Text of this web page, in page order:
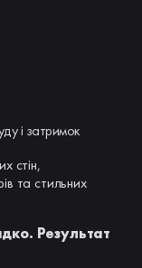
і затримок
стін,
та стильних
Результат